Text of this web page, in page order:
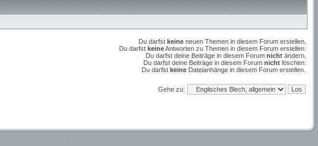
Du darfst keine neuen Themen in diesem Forum erstellen.
Du darfst keineAntworten zu Themen in diesem Forum erstellen.
Du darfst deine Beiträge in diesem Forum nicht ändern.
Du darfst deine Beiträge in diesem Forum nicht löschen.
Du darfst keine Dateianhänge in diesem Forum erstellen.
Gehe zu: